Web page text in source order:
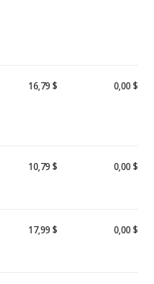
16,79 $ 0,00 $
10,79 $ 0,00 $
17,99 $ 0,00 $